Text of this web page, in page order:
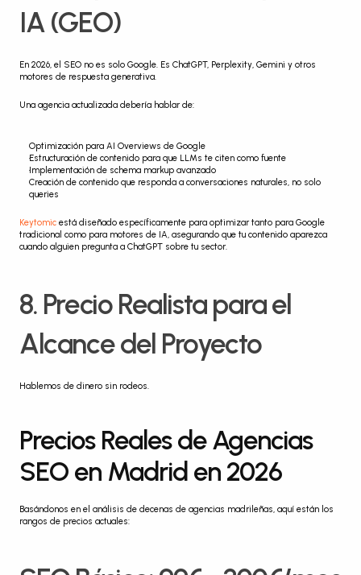
IA (GEO)
En 2026, el SEO no es solo Google. Es ChatGPT, Perplexity, Gemini y otros
motores de respuesta generativa.
Una agencia actualizada debería hablar de:
Optimización para AI Overviews de Google
Estructuración de contenido para que LLMs te citen como fuente
Implementación de schema markup avanzado
Creación de contenido que responda a conversaciones naturales, no solo
queries
Keytomic está diseñado específicamente para optimizar tanto para Google
tradicional como para motores de IA, asegurando que tu contenido aparezca
cuando alguien pregunta a ChatGPT sobre tu sector.
8. Precio Realista para el
Alcance del Proyecto
Hablemos de dinero sin rodeos.
Precios Reales de Agencias
SEO en Madrid en 2026
Basándonos en el análisis de decenas de agencias madrileñas, aquí están los
rangos de precios actuales: